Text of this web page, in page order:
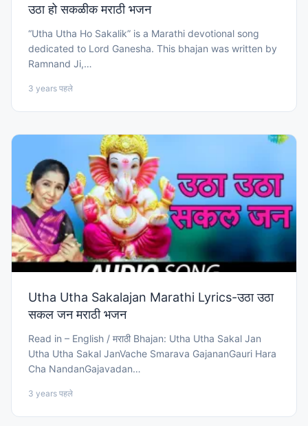
उठा हो सकळीक मराठी भजन
“Utha Utha Ho Sakalik” is a Marathi devotional song
dedicated to Lord Ganesha. This bhajan was written by
Ramnand Ji,…
3 years पहले
Utha Utha Sakalajan Marathi Lyrics-उठा उठा
सकल जन मराठी भजन
Read in – English / मराठी Bhajan: Utha Utha Sakal Jan
Utha Utha Sakal JanVache Smarava GajananGauri Hara
Cha NandanGajavadan…
3 years पहले